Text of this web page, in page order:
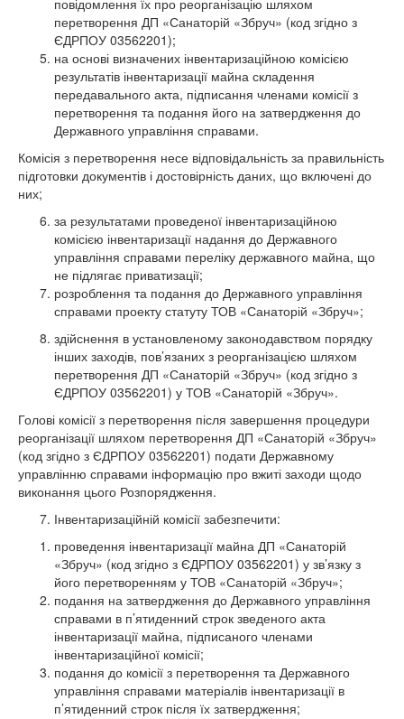
повідомлення їх про реорганізацію шляхом
перетворення ДП «Санаторій «Збруч» (код згідно з
ЄДРПОУ 03562201);
на основі визначених інвентаризаційною комісією
результатів інвентаризації майна складення
передавального акта, підписання членами комісії з
перетворення та подання його на затвердження до
Державного управління справами.
Комісія з перетворення несе відповідальність за правильність
підготовки документів і достовірність даних, що включені до
них;
за результатами проведеної інвентаризаційною
комісією інвентаризації надання до Державного
управління справами переліку державного майна, що
не підлягає приватизації;
розроблення та подання до Державного управління
справами проекту статуту ТОВ «Санаторій «Збруч»;
здійснення в установленому законодавством порядку
інших заходів, пов’язаних з реорганізацією шляхом
перетворення ДП «Санаторій «Збруч» (код згідно з
ЄДРПОУ 03562201) у ТОВ «Санаторій «Збруч».
Голові комісії з перетворення після завершення процедури
реорганізації шляхом перетворення ДП «Санаторій «Збруч»
(код згідно з ЄДРПОУ 03562201) подати Державному
управлінню справами інформацію про вжиті заходи щодо
виконання цього Розпорядження.
Інвентаризаційній комісії забезпечити:
проведення інвентаризації майна ДП «Санаторій
«Збруч» (код згідно з ЄДРПОУ 03562201) у зв’язку з
його перетворенням у ТОВ «Санаторій «Збруч»;
подання на затвердження до Державного управління
справами в п’ятиденний строк зведеного акта
інвентаризації майна, підписаного членами
інвентаризаційної комісії;
подання до комісії з перетворення та Державного
управління справами матеріалів інвентаризації в
п’ятиденний строк після їх затвердження;